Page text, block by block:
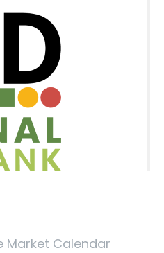
Market Calendar